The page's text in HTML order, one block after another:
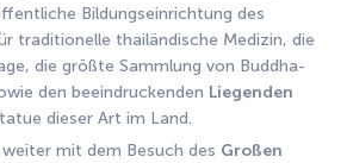
Bildungseinrichtung des
traditionelle thailändische Medizin, die
die größte Sammlung von Buddha-
den beeindruckenden Liegenden
dieser Art im Land.
mit dem Besuch des Großen